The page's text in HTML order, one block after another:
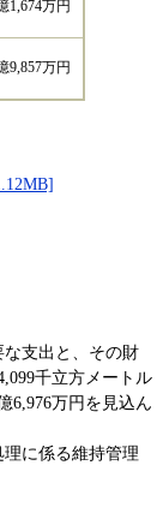
万円
9,857万円
支出と、その財
千立方メートル
6,976万円を見込ん
に係る維持管理